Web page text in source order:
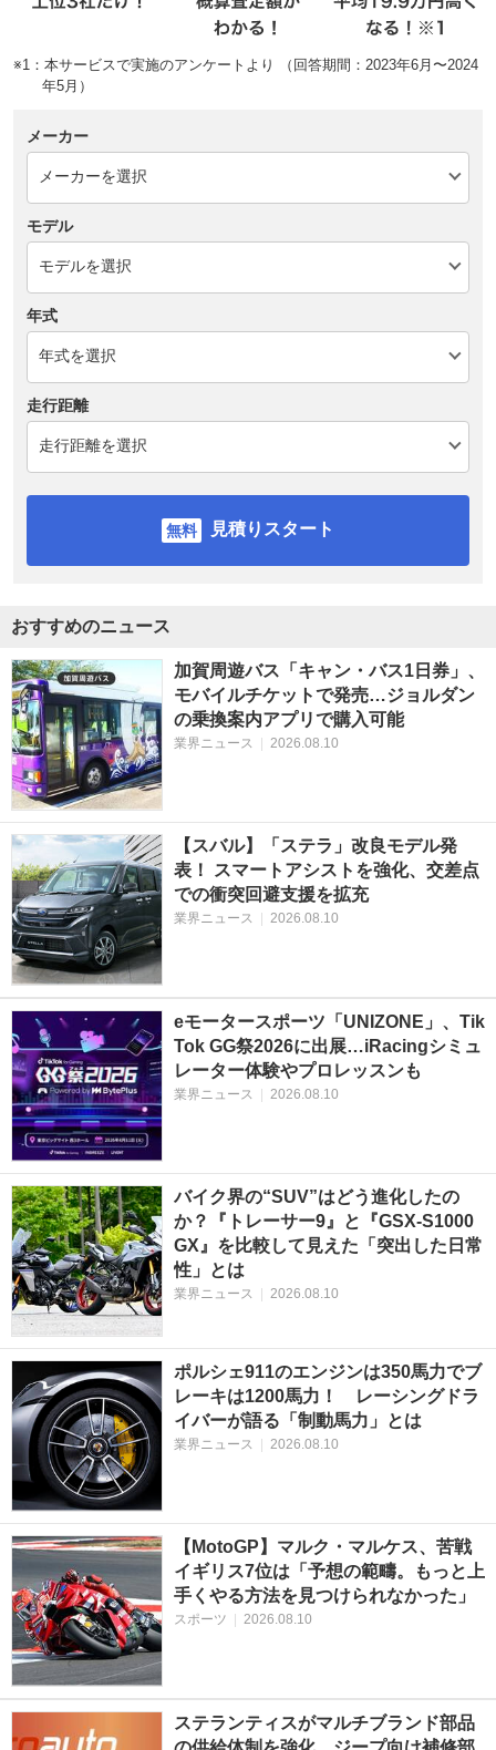
※1：本サービスで実施のアンケートより （回答期間：2023年6月〜2024
年5月）
メーカー
モデル
年式
走行距離
見積りスタート
おすすめのニュース
加賀周遊バス「キャン・バス1日券」、
モバイルチケットで発売…ジョルダン
の乗換案内アプリで購入可能
業界ニュース | 2026.08.10
【スバル】「ステラ」改良モデル発
表！ スマートアシストを強化、交差点
での衝突回避支援を拡充
業界ニュース | 2026.08.10
eモータースポーツ「UNIZONE」、Tik
Tok GG祭2026に出展…iRacingシミュ
レーター体験やプロレッスンも
業界ニュース | 2026.08.10
バイク界の“SUV”はどう進化したの
か？『トレーサー9』と『GSX-S1000
GX』を比較して見えた「突出した日常
性」とは
業界ニュース | 2026.08.10
ポルシェ911のエンジンは350馬力でブ
レーキは1200馬力！ レーシングドラ
イバーが語る「制動馬力」とは
業界ニュース | 2026.08.10
【MotoGP】マルク・マルケス、苦戦
イギリス7位は「予想の範疇。もっと上
手くやる方法を見つけられなかった」
スポーツ | 2026.08.10
ステランティスがマルチブランド部品